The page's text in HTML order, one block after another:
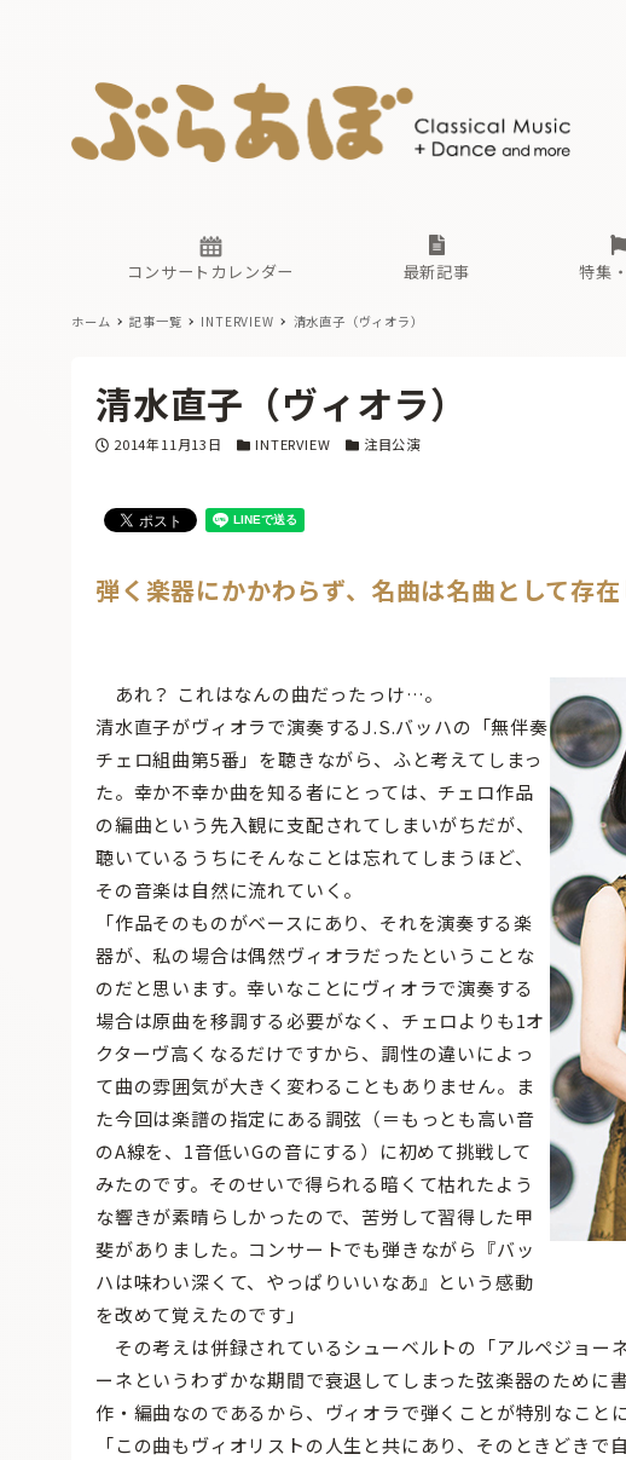
コンサートカレンダー 最新記事 特集
古楽とその先と
無料ライブ配信スケジ
あ か さ
ホーム 記事一覧 INTERVIEW 清水直子（ヴィオラ）
清水直子（ヴィオラ）
投稿日
2014年11月13日 カテゴリー
INTERVIEW カテゴリー
注目公演
弾く楽器にかかわらず、名曲は名曲として存
あれ？ これはなんの曲だったっけ…。
清水直子がヴィオラで演奏するJ.S.バッハの「無伴奏
チェロ組曲第5番」を聴きながら、ふと考えてしまっ
た。幸か不幸か曲を知る者にとっては、チェロ作品
の編曲という先入観に支配されてしまいがちだが、
聴いているうちにそんなことは忘れてしまうほど、
その音楽は自然に流れていく。
「作品そのものがベースにあり、それを演奏する楽
器が、私の場合は偶然ヴィオラだったということな
のだと思います。幸いなことにヴィオラで演奏する
場合は原曲を移調する必要がなく、チェロよりも1オ
クターヴ高くなるだけですから、調性の違いによっ
て曲の雰囲気が大きく変わることもありません。ま
た今回は楽譜の指定にある調弦（＝もっとも高い音
のA線を、1音低いGの音にする）に初めて挑戦して
みたのです。そのせいで得られる暗くて枯れたよう
な響きが素晴らしかったので、苦労して習得した甲
斐がありました。コンサートでも弾きながら『バッ
ハは味わい深くて、やっぱりいいなあ』という感動
を改めて覚えたのです」
その考えは併録されているシューベルトの「アルペジョー
ーネというわずかな期間で衰退してしまった弦楽器のために
作・編曲なのであるから、ヴィオラで弾くことが特別なこと
「この曲もヴィオリストの人生と共にあり、そのときどき